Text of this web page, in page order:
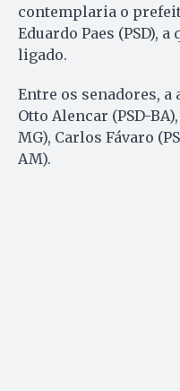
contemplaria o
Eduardo Paes (PSD),
ligado.
Entre os senadores, a
Otto Alencar (PSD-
MG), Carlos Fávaro
AM).